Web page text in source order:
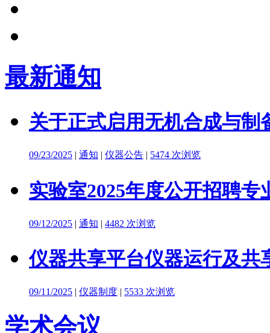
最新通知
关于正式启用无机合成与制
09/23/2025 | 通知 | 仪器公告 | 5474 次浏览
实验室2025年度公开招聘
09/12/2025 | 通知 | 4482 次浏览
仪器共享平台仪器运行及共
09/11/2025 | 仪器制度 | 5533 次浏览
学术会议